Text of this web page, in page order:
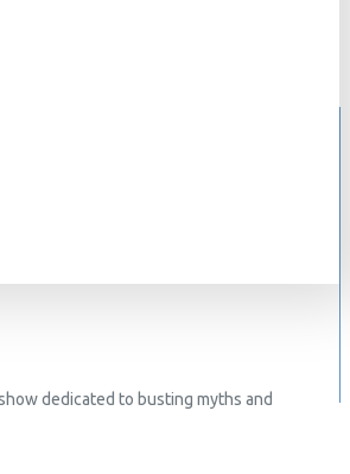
dedicated to busting myths and